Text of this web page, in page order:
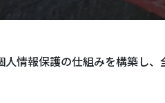
情報保護の仕組みを構築し